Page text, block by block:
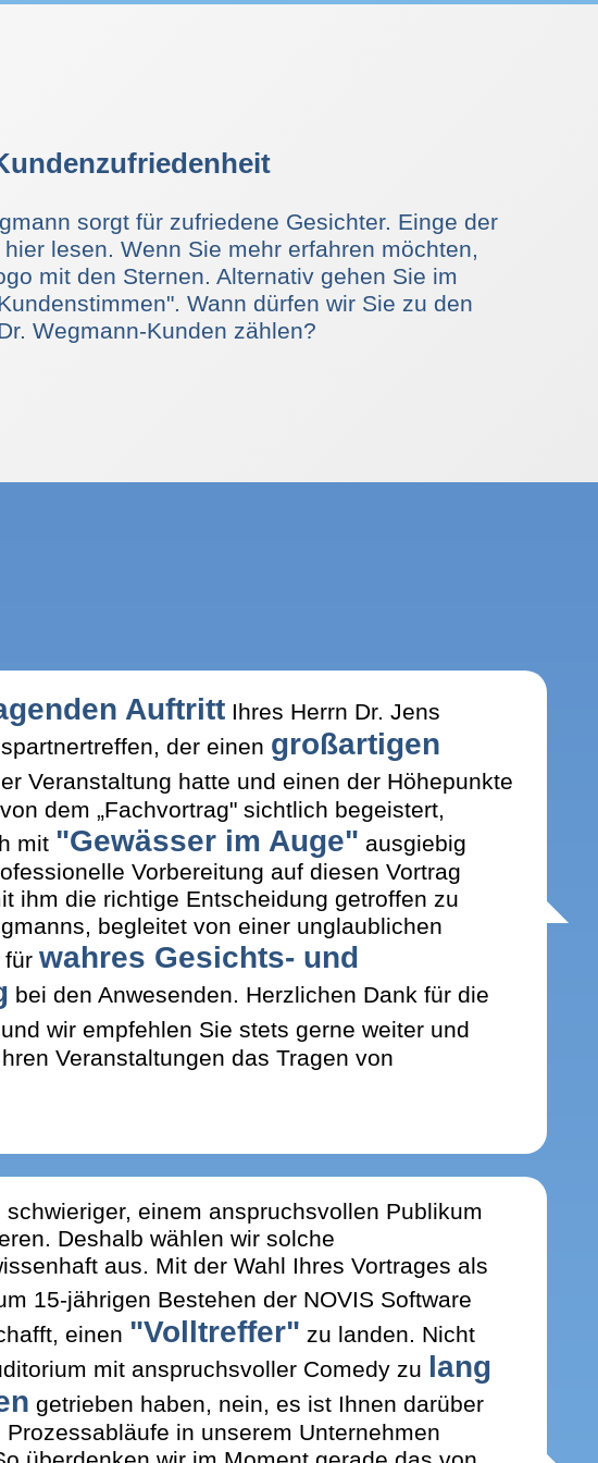
sorgt für zufriedene Gesichter. Einge der
lesen. Wenn Sie mehr erfahren möchten,
mit den Sternen. Alternativ gehen Sie im
Wann dürfen wir Sie zu den
Wegmann-Kunden zählen?
Auftritt Ihres Herrn Dr. Jens
der einen großartigen
Veranstaltung hatte und einen der Höhepunkte
dem „Fachvortrag" sichtlich begeistert,
mit "Gewässer im Auge" ausgiebig
Vorbereitung auf diesen Vortrag
ihm die richtige Entscheidung getroffen zu
begleitet von einer unglaublichen
für wahres Gesichts- und
bei den Anwesenden. Herzlichen Dank für die
und wir empfehlen Sie stets gerne weiter und
Veranstaltungen das Tragen von
einem anspruchsvollen Publikum
Deshalb wählen wir solche
aus. Mit der Wahl Ihres Vortrages als
15-jährigen Bestehen der NOVIS Software
einen "Volltreffer" zu landen. Nicht
mit anspruchsvoller Comedy zu lang
getrieben haben, nein, es ist Ihnen darüber
in unserem Unternehmen